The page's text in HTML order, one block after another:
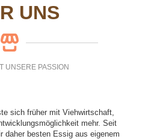
UNS
UNSERE PASSION
sich früher mit Viehwirtschaft,
mehr. Seit
daher besten Essig aus eigenem